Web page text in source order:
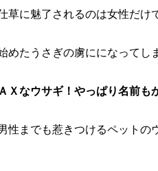
草に魅了されるのは女性だけ
めたうさぎの虜にになってし
Ｘなウサギ！やっぱり名前も
性までも惹きつけるペットの